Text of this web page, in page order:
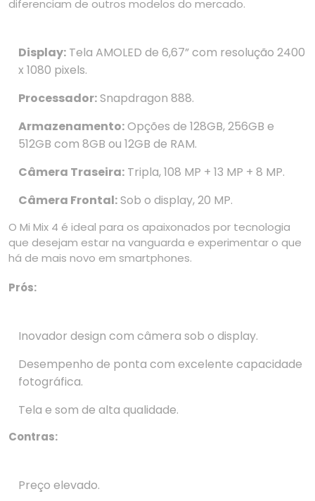
diferenciam de outros modelos do mercado.
Display: Tela AMOLED de 6,67” com resolução 2400
x 1080 pixels.
Processador:Snapdragon 888.
Armazenamento:Opções de 128GB, 256GB e
512GB com 8GB ou 12GB de RAM.
Câmera Traseira: Tripla, 108 MP + 13 MP + 8 MP.
Câmera Frontal:Sob o display, 20 MP.
O Mi Mix 4 é ideal para os apaixonados por tecnologia
que desejam estar na vanguarda e experimentar o que
há de mais novo em smartphones.
Prós:
Inovador design com câmera sob o display.
Desempenho de ponta com excelente capacidade
fotográfica.
Tela e som de alta qualidade.
Contras:
Preço elevado.